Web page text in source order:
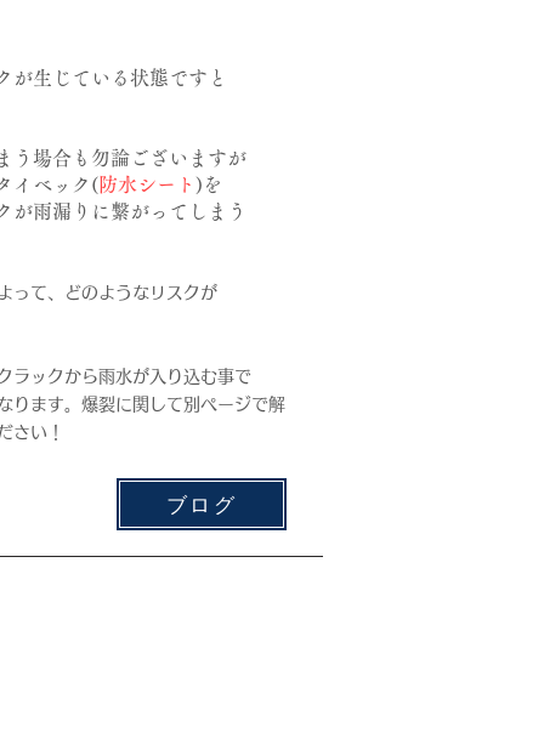
が生じている状態ですと
う場合も勿論ございますが
イベック( 防水シート )を
が雨漏りに繋がってしまう
って、どのようなリスクが
ラックから雨水が入り込む事で
ります。爆裂に関して別ページで解
さい！
ブログ